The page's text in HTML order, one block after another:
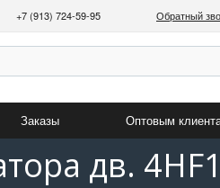
+7 (913) 724-59-95 Обратный
Заказы Оптовым
дв.